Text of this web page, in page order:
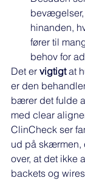
hinanden,
fører til
behov for
Det er vigtigt at
er den
bærer det fulde
med clear
ClinCheck ser
ud på
over, at det ikke
backets og